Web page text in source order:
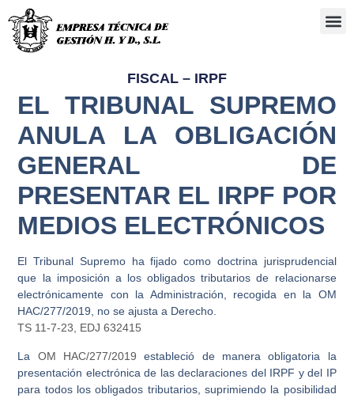
FISCAL – IRPF
EL TRIBUNAL SUPREMO
ANULA LA OBLIGACIÓN
GENERAL DE
PRESENTAR EL IRPF POR
MEDIOS ELECTRÓNICOS
El Tribunal Supremo ha fijado como doctrina jurisprudencial
que la imposición a los obligados tributarios de relacionarse
electrónicamente con la Administración, recogida en la OM
HAC/277/2019, no se ajusta a Derecho.
TS 11-7-23, EDJ 632415
La OM HAC/277/2019 estableció de manera obligatoria la
presentación electrónica de las declaraciones del IRPF y del IP
para todos los obligados tributarios, suprimiendo la posibilidad